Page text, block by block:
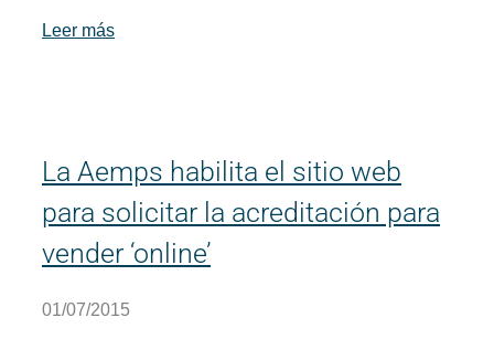
Leer más
La Aemps habilita el sitio web
para solicitar la acreditación para
vender ‘online’
01/07/2015